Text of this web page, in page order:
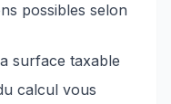
possibles selon
surface taxable
calcul vous